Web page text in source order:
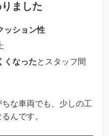
ました
ッション性
くなったとスタッフ間
ちな車両でも、少しの工
んです。